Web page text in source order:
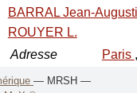
BARRAL Jean-
ROUYER L.
Adresse
bibliographique
Paris
— MRSH —